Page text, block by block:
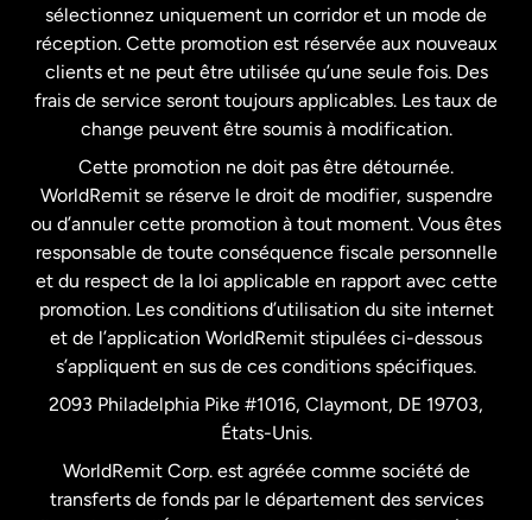
États-Unis English
États-Unis Español
France
Malaisie
Nouvelle-Zélande
Pays-Bas
Royaume-Uni
sélectionnez uniquement un corridor et un mode de
réception. Cette promotion est réservée aux nouveaux
clients et ne peut être utilisée qu’une seule fois. Des
frais de service seront toujours applicables. Les taux de
change peuvent être soumis à modification.
Cette promotion ne doit pas être détournée.
WorldRemit se réserve le droit de modifier, suspendre
ou d’annuler cette promotion à tout moment. Vous êtes
responsable de toute conséquence fiscale personnelle
et du respect de la loi applicable en rapport avec cette
promotion. Les conditions d’utilisation du site internet
et de l’application WorldRemit stipulées ci-dessous
s’appliquent en sus de ces conditions spécifiques.
2093 Philadelphia Pike #1016, Claymont, DE 19703,
États-Unis.
WorldRemit Corp. est agréée comme société de
transferts de fonds par le département des services